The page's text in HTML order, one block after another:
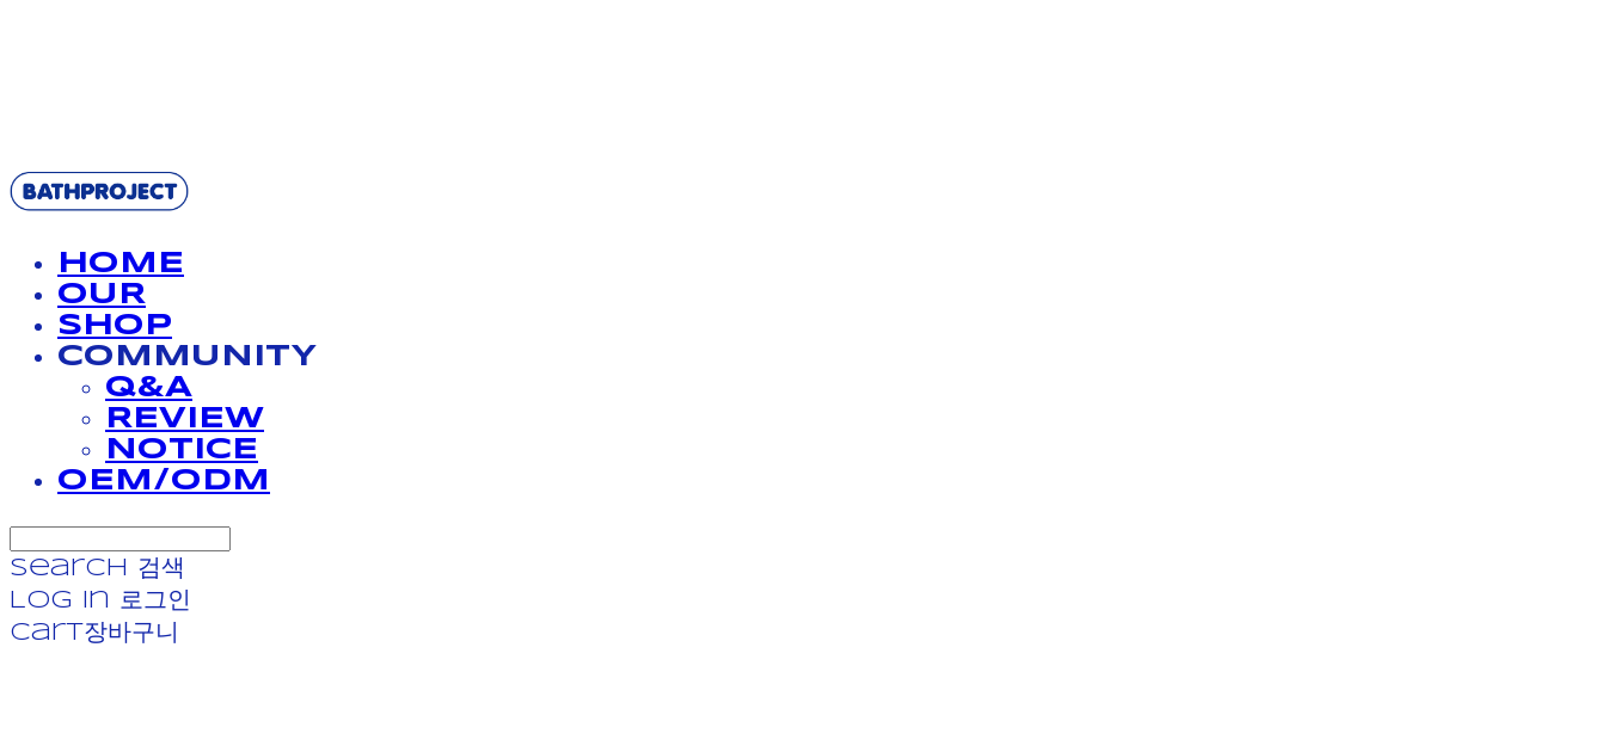
HOME
OUR
SHOP
COMMUNITY
Q&A
REVIEW
NOTICE
OEM/ODM
Search
검색
Log In
로그인
Cart장바구니